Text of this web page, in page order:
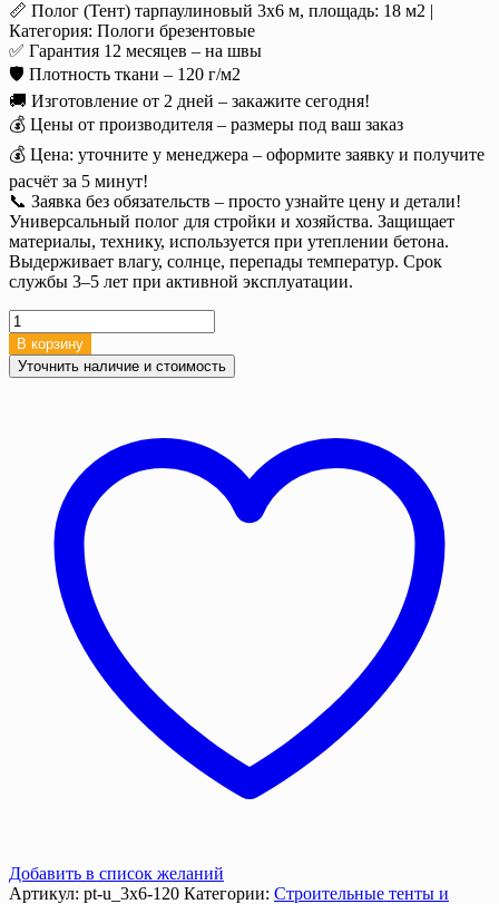
📏 Полог (Тент) тарпаулиновый 3х6 м, площадь: 18 м2 |
Категория: Пологи брезентовые
✅ Гарантия 12 месяцев – на швы
🛡️ Плотность ткани – 120 г/м2
🚚 Изготовление от 2 дней – закажите сегодня!
💰 Цены от производителя – размеры под ваш заказ
💰 Цена: уточните у менеджера – оформите заявку и получите
расчёт за 5 минут!
📞 Заявка без обязательств – просто узнайте цену и детали!
Универсальный полог для стройки и хозяйства. Защищает
материалы, технику, используется при утеплении бетона.
Выдерживает влагу, солнце, перепады температур. Срок
службы 3–5 лет при активной эксплуатации.
Количество
товара
Тент
тарпаулин
усиленный
люверсами
В корзину
Уточнить наличие и стоимость
Добавить в список желаний
Артикул: pt-u_3х6-120 Категории: Строительные тенты и